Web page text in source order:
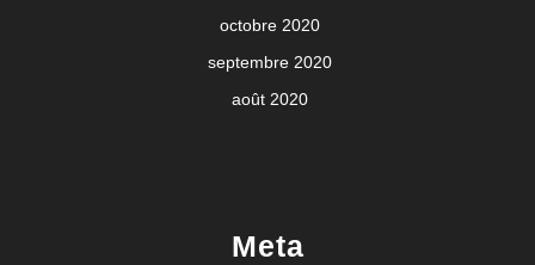
octobre 2020
septembre 2020
août 2020
Meta